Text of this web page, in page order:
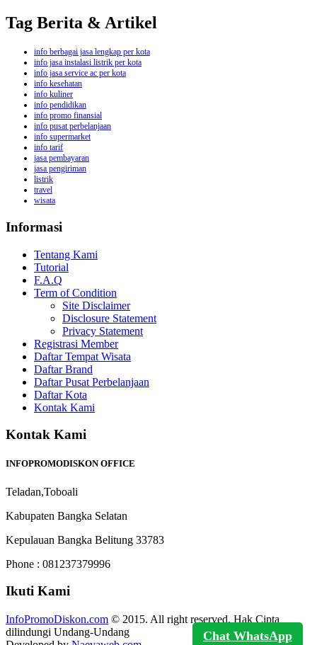
Chat WhatsApp
Tag Berita & Artikel
info berbagai jasa lengkap per kota
info jasa instalasi listrik per kota
info jasa service ac per kota
info kesehatan
info kuliner
info pendidikan
info promo finansial
info pusat perbelanjaan
info supermarket
info tarif
jasa pembayaran
jasa pengiriman
listrik
travel
wisata
Informasi
Tentang Kami
Tutorial
F.A.Q
Term of Condition
Site Disclaimer
Disclosure Statement
Privacy Statement
Registrasi Member
Daftar Tempat Wisata
Daftar Brand
Daftar Pusat Perbelanjaan
Daftar Kota
Kontak Kami
Kontak Kami
INFOPROMODISKON OFFICE
Teladan,Toboali
Kabupaten Bangka Selatan
Kepulauan Bangka Belitung 33783
Phone : 081237379996
Ikuti Kami
InfoPromoDiskon.com © 2015. All right reserved. Hak Cipta
dilindungi Undang-Undang